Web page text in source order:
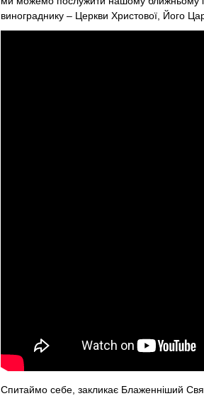
винограднику – Церкви Христової, Його
Спитаймо себе, закликає Блаженніший